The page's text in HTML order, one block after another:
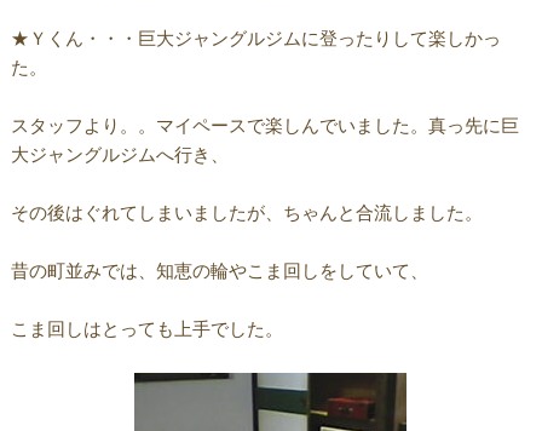
★Ｙくん・・・巨大ジャングルジムに登ったりして楽しかっ
た。
スタッフより。。マイペースで楽しんでいました。真っ先に巨
大ジャングルジムへ行き、
その後はぐれてしまいましたが、ちゃんと合流しました。
昔の町並みでは、知恵の輪やこま回しをしていて、
こま回しはとっても上手でした。